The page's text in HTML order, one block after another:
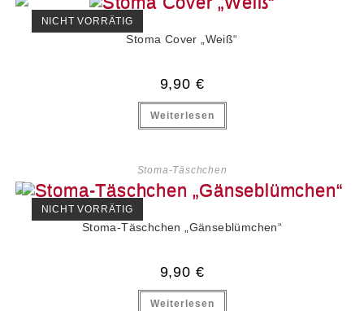
NICHT VORRÄTIG
Stoma Cover „Weiß“
9,90 €
Weiterlesen
Stoma-Täschchen
NICHT VORRÄTIG
Stoma-Täschchen „Gänseblümchen“
9,90 €
Weiterlesen